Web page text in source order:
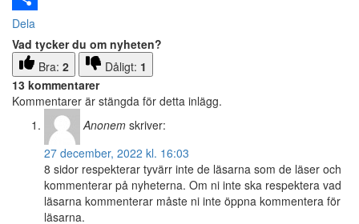
Dela
Vad tycker du om nyheten?
Bra: 2 Dåligt: 1
13 kommentarer
Kommentarer är stängda för detta inlägg.
Anonem skriver:
27 december, 2022 kl. 16:03
8 sidor respekterar tyvärr inte de läsarna som de läser och
kommenterar på nyheterna. Om ni inte ska respektera vad
läsarna kommenterar måste ni inte öppna kommentera för
läsarna.